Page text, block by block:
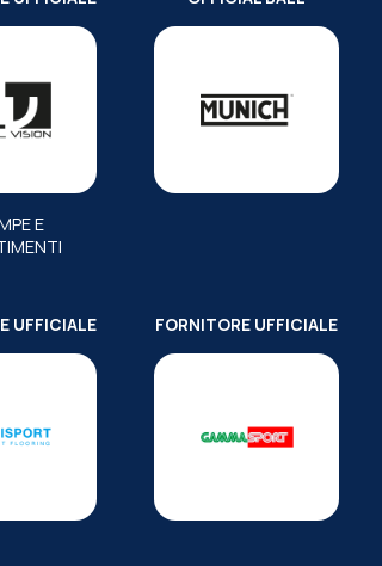
E
UFFICIALE FORNITORE UFFICIALE